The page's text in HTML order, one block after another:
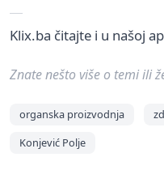
Klix.ba čitajte i u našoj
Znate nešto više o temi ili
organska proizvodnja
Konjević Polje